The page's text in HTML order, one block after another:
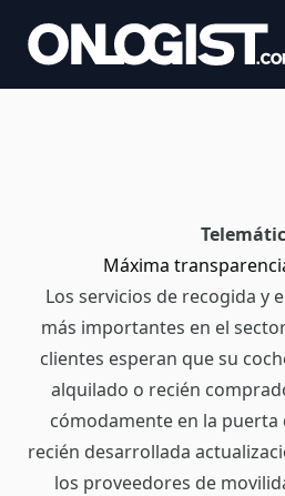
Máxima
Los servicios de recogida y
más importantes en el
clientes esperan que su
alquilado o recién
cómodamente en la puerta
recién desarrollada
los proveedores de